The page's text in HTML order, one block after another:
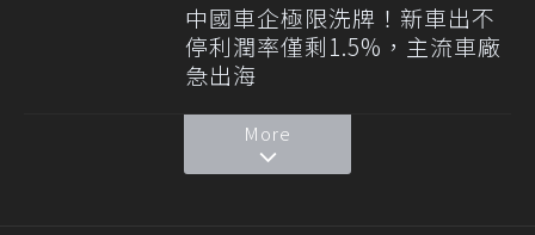
中國車企極限洗牌！新車出不
停利潤率僅剩1.5%，主流車廠
急出海
More